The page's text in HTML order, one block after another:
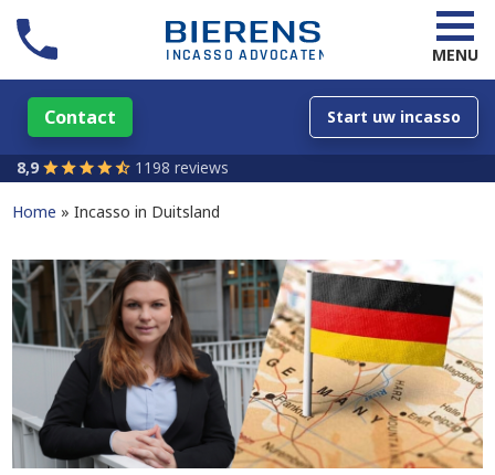
MENU
Contact Start uw incasso
8,9 1198 reviews
Home Incasso in Duitsland